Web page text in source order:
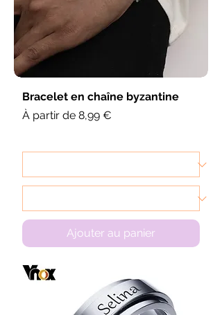
Bracelet en chaîne byzantine
À partir de 8,99 €
Prix promotionnel
Ajouter au panier